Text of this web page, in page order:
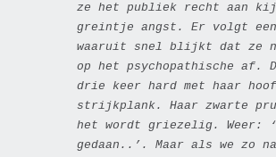
ze het publiek recht aan
greintje angst. Er volgt een
waaruit snel blijkt dat ze
op het psychopathische af.
drie keer hard met haar
strijkplank. Haar zwarte
het wordt griezelig. Weer:
gedaan..’. Maar als we zo